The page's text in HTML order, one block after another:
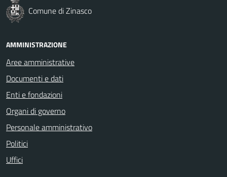
Comune di Zinasco
AMMINISTRAZIONE
Aree amministrative
Documenti e dati
Enti e fondazioni
Organi di governo
Personale amministrativo
Politici
Uffici